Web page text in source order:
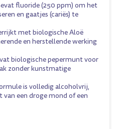
fluoride (250 ppm) om het
en gaatjes (cariës) te
met biologische Aloë
en herstellende werking
biologische pepermunt voor
zonder kunstmatige
is volledig alcoholvrij,
een droge mond of een